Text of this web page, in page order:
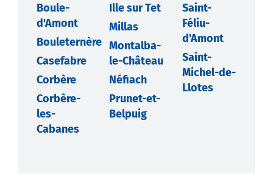
Boule-
d'Amont
Bouleternère
Casefabre
Corbère
Corbère-
les-
Cabanes
Ille sur Tet
Millas
Montalba-
le-Château
Néfiach
Prunet-et-
Belpuig
Saint-
Féliu-
d'Amont
Saint-
Michel-de-
Llotes